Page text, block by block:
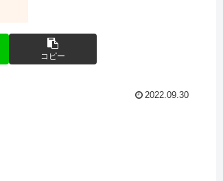
コピー
2022.09.30